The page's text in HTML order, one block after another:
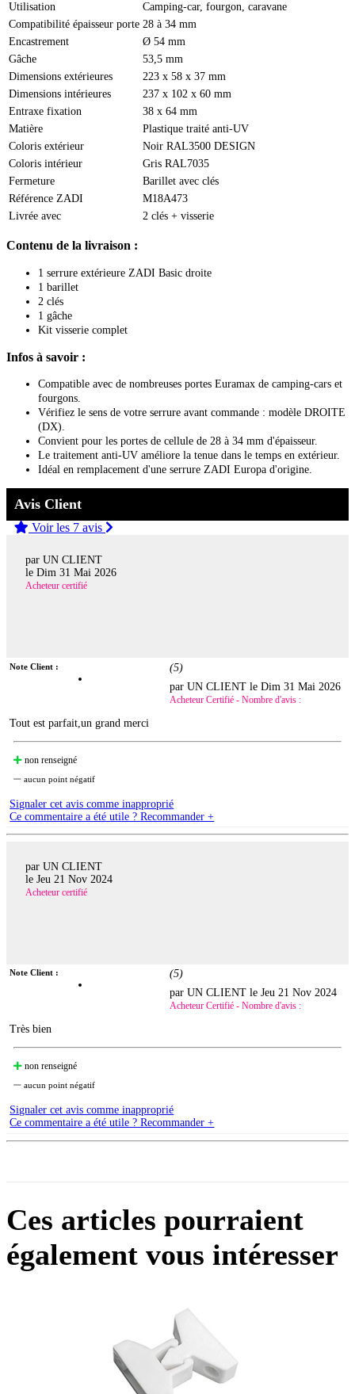
Utilisation
Camping-car, fourgon, caravane
Compatibilité épaisseur porte 28 à 34 mm
Encastrement
Ø 54 mm
Gâche
53,5 mm
Dimensions extérieures
223 x 58 x 37 mm
Dimensions intérieures
237 x 102 x 60 mm
Entraxe fixation
38 x 64 mm
Matière
Plastique traité anti-UV
Coloris extérieur
Noir RAL3500 DESIGN
Coloris intérieur
Gris RAL7035
Fermeture
Barillet avec clés
Référence ZADI
M18A473
Livrée avec
2 clés + visserie
Contenu de la livraison :
1 serrure extérieure ZADI Basic droite
1 barillet
2 clés
1 gâche
Kit visserie complet
Infos à savoir :
Compatible avec de nombreuses portes Euramax de camping-cars et
fourgons.
Vérifiez le sens de votre serrure avant commande : modèle DROITE
(DX).
Convient pour les portes de cellule de 28 à 34 mm d'épaisseur.
Le traitement anti-UV améliore la tenue dans le temps en extérieur.
Idéal en remplacement d'une serrure ZADI Europa d'origine.
Avis Client
Voir les 7 avis
par UN CLIENT
le Dim 31 Mai 2026
Acheteur certifié
Note Client : (5)
par UN CLIENT leDim 31 Mai 2026
Acheteur Certifié - Nombre d'avis :
Tout est parfait,un grand merci
non renseigné
aucun point négatif
Signaler cet avis comme inapproprié
Ce commentaire a été utile ? Recommander +
par UN CLIENT
le Jeu 21 Nov 2024
Acheteur certifié
Note Client : (5)
par UN CLIENT leJeu 21 Nov 2024
Acheteur Certifié - Nombre d'avis :
Très bien
non renseigné
aucun point négatif
Signaler cet avis comme inapproprié
Ce commentaire a été utile ? Recommander +
Ces articles pourraient
également vous intéresser